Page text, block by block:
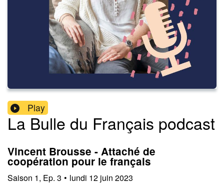
Play
La Bulle du Français podcast
Vincent Brousse - Attaché de
coopération pour le français
Saison 1, Ep. 3 • lundi 12 juin 2023